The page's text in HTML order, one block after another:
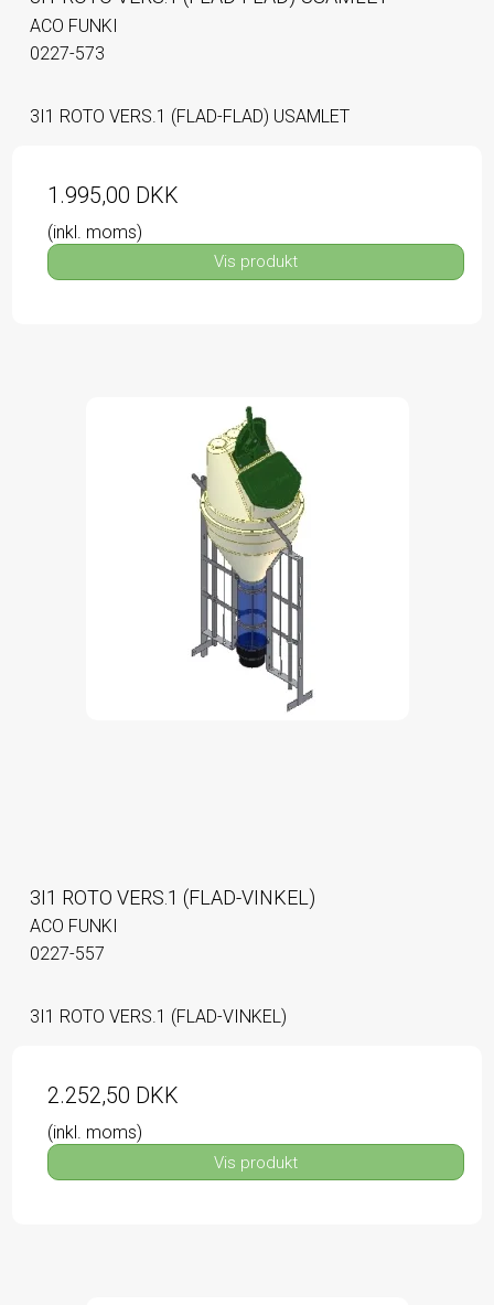
ACO FUNKI
0227-573
3I1 ROTO VERS.1 (FLAD-FLAD) USAMLET
1.995,00 DKK
(inkl. moms)
Vis produkt
3I1 ROTO VERS.1 (FLAD-VINKEL)
ACO FUNKI
0227-557
3I1 ROTO VERS.1 (FLAD-VINKEL)
2.252,50 DKK
(inkl. moms)
Vis produkt